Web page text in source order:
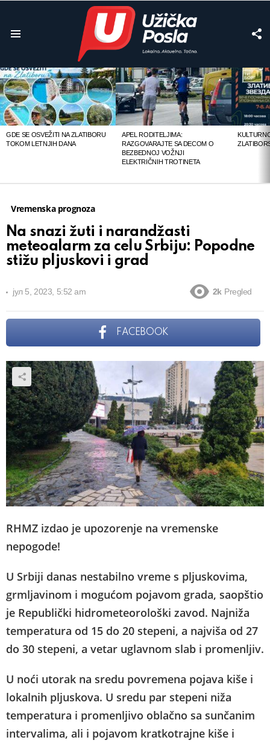
LATEST
STORIES
GDE SE OSVEŽITI NA ZLATIBORU
TOKOM LETNJIH DANA
APEL RODITELJIMA:
RAZGOVARAJTE SA DECOM O
BEZBEDNOJ VOŽNJI
ELEKTRIČNIH TROTINETA
Vremenska prognoza
Na snazi žuti i narandžasti
meteoalarm za celu Srbiju: Popodne
stižu pljuskovi i grad
јул 5, 2023, 5:52 am 2k Pregled
FACEBOOK
RHMZ izdao je upozorenje na vremenske
nepogode!
U Srbiji danas nestabilno vreme s pljuskovima,
grmljavinom i mogućom pojavom grada, saopštio
je Republički hidrometeorološki zavod. Najniža
temperatura od 15 do 20 stepeni, a najviša od 27
do 30 stepeni, a vetar uglavnom slab i promenljiv.
U noći utorak na sredu povremena pojava kiše i
lokalnih pljuskova. U sredu par stepeni niža
temperatura i promenljivo oblačno sa sunčanim
intervalima, ali i pojavom kratkotrajne kiše i